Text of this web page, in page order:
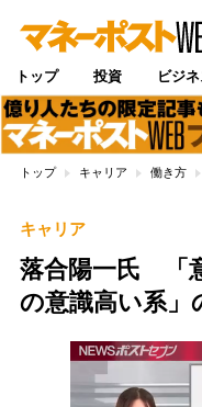
トップ 投資 ビジ
トップ キャリア 働き方
キャリア
落合陽一氏 「
の意識高い系」